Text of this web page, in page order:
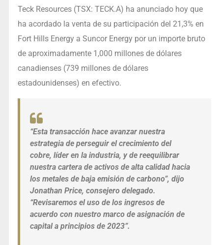
Teck Resources (TSX: TECK.A) ha anunciado hoy que
ha acordado la venta de su participación del 21,3% en
Fort Hills Energy a Suncor Energy por un importe bruto
de aproximadamente 1,000 millones de dólares
canadienses (739 millones de dólares
estadounidenses) en efectivo.
“Esta transacción hace avanzar nuestra
estrategia de perseguir el crecimiento del
cobre, líder en la industria, y de reequilibrar
nuestra cartera de activos de alta calidad hacia
los metales de baja emisión de carbono”, dijo
Jonathan Price, consejero delegado.
“Revisaremos el uso de los ingresos de
acuerdo con nuestro marco de asignación de
capital a principios de 2023”.